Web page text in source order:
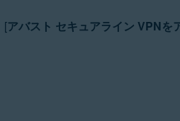
[アバスト セキュアライン VPNを